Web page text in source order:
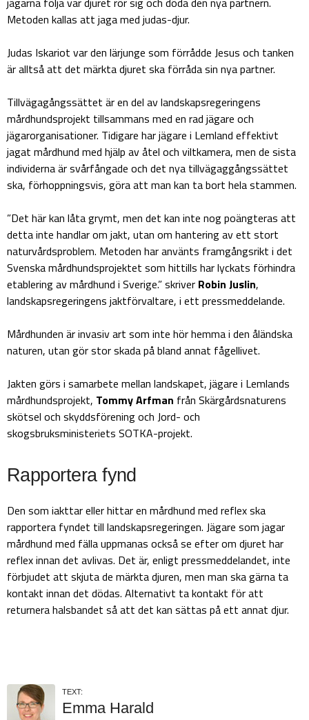
Metoden kallas att jaga med judas-djur.
Judas Iskariot var den lärjunge som förrådde Jesus och tanken
är alltså att det märkta djuret ska förråda sin nya partner.
Tillvägagångssättet är en del av landskapsregeringens
mårdhundsprojekt tillsammans med en rad jägare och
jägarorganisationer. Tidigare har jägare i Lemland effektivt
jagat mårdhund med hjälp av åtel och viltkamera, men de sista
individerna är svårfångade och det nya tillvägaggångssättet
ska, förhoppningsvis, göra att man kan ta bort hela stammen.
”Det här kan låta grymt, men det kan inte nog poängteras att
detta inte handlar om jakt, utan om hantering av ett stort
naturvårdsproblem. Metoden har använts framgångsrikt i det
Svenska mårdhundsprojektet som hittills har lyckats förhindra
etablering av mårdhund i Sverige.” skriver Robin Juslin,
landskapsregeringens jaktförvaltare, i ett pressmeddelande.
Mårdhunden är invasiv art som inte hör hemma i den åländska
naturen, utan gör stor skada på bland annat fågellivet.
Jakten görs i samarbete mellan landskapet, jägare i Lemlands
mårdhundsprojekt, Tommy Arfman från Skärgårdsnaturens
skötsel och skyddsförening och Jord- och
skogsbruksministeriets SOTKA-projekt.
Rapportera fynd
Den som iakttar eller hittar en mårdhund med reflex ska
rapportera fyndet till landskapsregeringen. Jägare som jagar
mårdhund med fälla uppmanas också se efter om djuret har
reflex innan det avlivas. Det är, enligt pressmeddelandet, inte
förbjudet att skjuta de märkta djuren, men man ska gärna ta
kontakt innan det dödas. Alternativt ta kontakt för att
returnera halsbandet så att det kan sättas på ett annat djur.
TEXT:
Emma Harald